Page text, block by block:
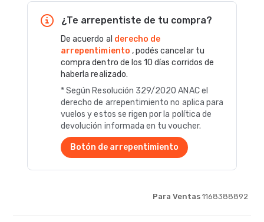
¿Te arrepentiste de tu compra?
De acuerdo al derecho de
arrepentimiento , podés cancelar tu
compra dentro de los 10 días corridos de
haberla realizado.
* Según Resolución 329/2020 ANAC el
derecho de arrepentimiento no aplica para
vuelos y estos se rigen por la política de
devolución informada en tu voucher.
Botón de arrepentimiento
Para Ventas 1168388892